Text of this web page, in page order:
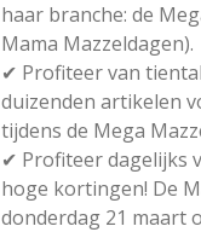
haar branche: de
Mama Mazzeldagen).
✔ Profiteer van
duizenden artikelen
tijdens de Mega
✔ Profiteer dagelijks
hoge kortingen! De
donderdag 21 maart